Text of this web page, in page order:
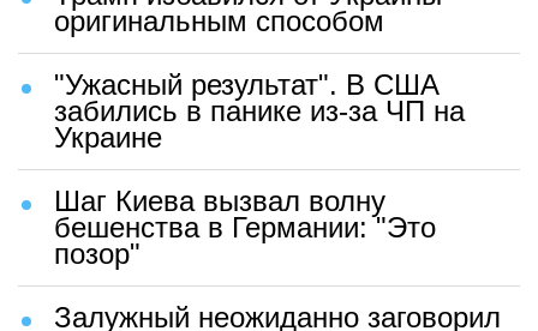
оригинальным способом
"Ужасный результат". В США
забились в панике из-за ЧП на
Украине
Шаг Киева вызвал волну
бешенства в Германии: "Это
позор"
Залужный неожиданно заговорил